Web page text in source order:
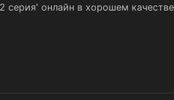
серия' онлайн в хорошем